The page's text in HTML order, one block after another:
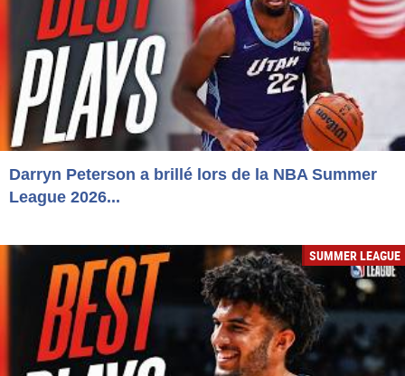
Darryn Peterson a brillé lors de la NBA Summer
League 2026...
SUMMER LEAGUE